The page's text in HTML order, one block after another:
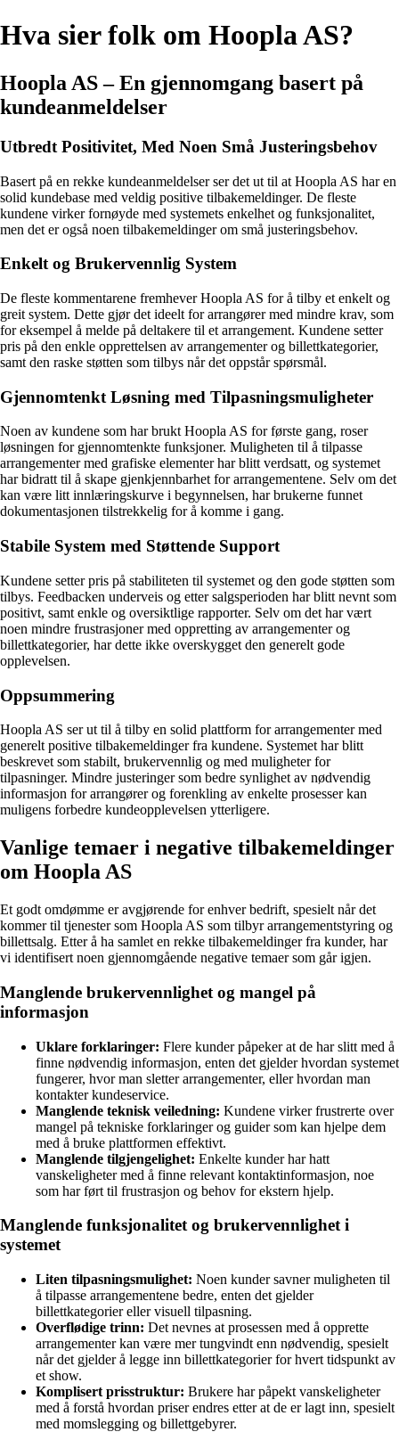
Hva sier folk om Hoopla AS?
Hoopla AS – En gjennomgang basert på
kundeanmeldelser
Utbredt Positivitet, Med Noen Små Justeringsbehov
Basert på en rekke kundeanmeldelser ser det ut til at Hoopla AS har en
solid kundebase med veldig positive tilbakemeldinger. De fleste
kundene virker fornøyde med systemets enkelhet og funksjonalitet,
men det er også noen tilbakemeldinger om små justeringsbehov.
Enkelt og Brukervennlig System
De fleste kommentarene fremhever Hoopla AS for å tilby et enkelt og
greit system. Dette gjør det ideelt for arrangører med mindre krav, som
for eksempel å melde på deltakere til et arrangement. Kundene setter
pris på den enkle opprettelsen av arrangementer og billettkategorier,
samt den raske støtten som tilbys når det oppstår spørsmål.
Gjennomtenkt Løsning med Tilpasningsmuligheter
Noen av kundene som har brukt Hoopla AS for første gang, roser
løsningen for gjennomtenkte funksjoner. Muligheten til å tilpasse
arrangementer med grafiske elementer har blitt verdsatt, og systemet
har bidratt til å skape gjenkjennbarhet for arrangementene. Selv om det
kan være litt innlæringskurve i begynnelsen, har brukerne funnet
dokumentasjonen tilstrekkelig for å komme i gang.
Stabile System med Støttende Support
Kundene setter pris på stabiliteten til systemet og den gode støtten som
tilbys. Feedbacken underveis og etter salgsperioden har blitt nevnt som
positivt, samt enkle og oversiktlige rapporter. Selv om det har vært
noen mindre frustrasjoner med oppretting av arrangementer og
billettkategorier, har dette ikke overskygget den generelt gode
opplevelsen.
Oppsummering
Hoopla AS ser ut til å tilby en solid plattform for arrangementer med
generelt positive tilbakemeldinger fra kundene. Systemet har blitt
beskrevet som stabilt, brukervennlig og med muligheter for
tilpasninger. Mindre justeringer som bedre synlighet av nødvendig
informasjon for arrangører og forenkling av enkelte prosesser kan
muligens forbedre kundeopplevelsen ytterligere.
Vanlige temaer i negative tilbakemeldinger
om Hoopla AS
Et godt omdømme er avgjørende for enhver bedrift, spesielt når det
kommer til tjenester som Hoopla AS som tilbyr arrangementstyring og
billettsalg. Etter å ha samlet en rekke tilbakemeldinger fra kunder, har
vi identifisert noen gjennomgående negative temaer som går igjen.
Manglende brukervennlighet og mangel på
informasjon
Uklare forklaringer: Flere kunder påpeker at de har slitt med å
finne nødvendig informasjon, enten det gjelder hvordan systemet
fungerer, hvor man sletter arrangementer, eller hvordan man
kontakter kundeservice.
Manglende teknisk veiledning: Kundene virker frustrerte over
mangel på tekniske forklaringer og guider som kan hjelpe dem
med å bruke plattformen effektivt.
Manglende tilgjengelighet: Enkelte kunder har hatt
vanskeligheter med å finne relevant kontaktinformasjon, noe
som har ført til frustrasjon og behov for ekstern hjelp.
Manglende funksjonalitet og brukervennlighet i
systemet
Liten tilpasningsmulighet: Noen kunder savner muligheten til
å tilpasse arrangementene bedre, enten det gjelder
billettkategorier eller visuell tilpasning.
Overflødige trinn: Det nevnes at prosessen med å opprette
arrangementer kan være mer tungvindt enn nødvendig, spesielt
når det gjelder å legge inn billettkategorier for hvert tidspunkt av
et show.
Komplisert prisstruktur: Brukere har påpekt vanskeligheter
med å forstå hvordan priser endres etter at de er lagt inn, spesielt
med momslegging og billettgebyrer.